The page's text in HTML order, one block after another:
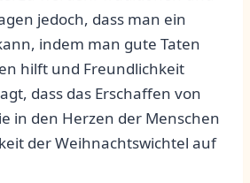
jedoch, dass man ein
​indem​ man gute Taten
hilft und Freundlichkeit
dass das Erschaffen von
⁤in den Herzen der‍ Menschen
der Weihnachtswichtel auf